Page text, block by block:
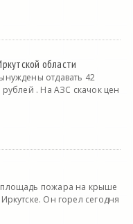
области
отдавать 42
. На АЗС скачок цен
площадь пожара на крыше
Он горел сегодня